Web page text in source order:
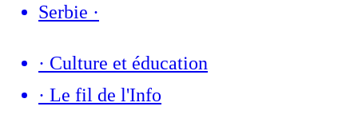
Serbie ·
· Culture et éducation
· Le fil de l'Info